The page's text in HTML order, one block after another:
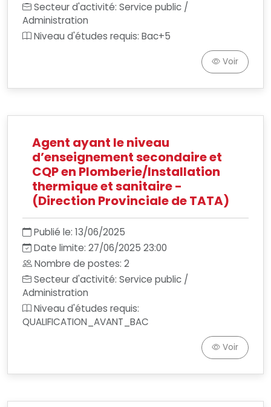
Secteur d'activité: Service public /
Administration
Niveau d'études requis: Bac+5
Voir
Agent ayant le niveau
d’enseignement secondaire et
CQP en Plomberie/Installation
thermique et sanitaire -
(Direction Provinciale de TATA)
Publié le: 13/06/2025
Date limite: 27/06/2025 23:00
Nombre de postes: 2
Secteur d'activité: Service public /
Administration
Niveau d'études requis:
QUALIFICATION_AVANT_BAC
Voir